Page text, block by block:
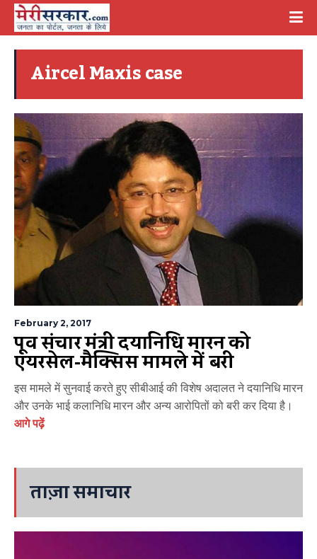
Aircel Maxis case
February 2, 2017
पूर्व संचार मंत्री दयानिधि मारन को
एयरसेल-मैक्सिस मामले में बरी
इस मामले में सुनवाई करते हुए सीबीआई की विशेष अदालत ने दयानिधि मारन
और उनके भाई कलानिधि मारन और अन्य आरोपितों को बरी कर दिया है।
आगे पढ़ें
ताज़ा समाचार